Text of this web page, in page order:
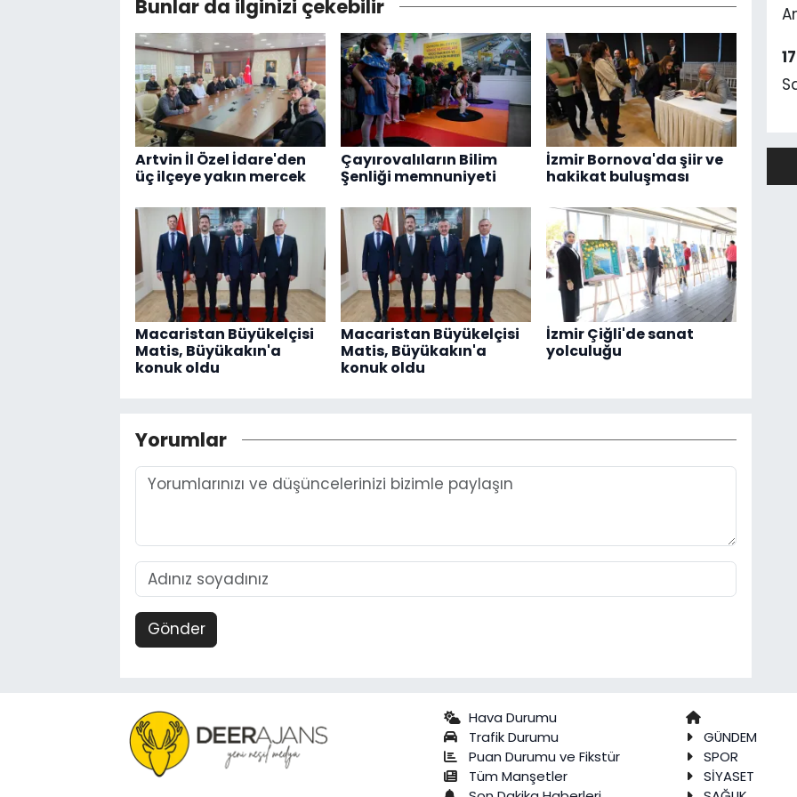
Bunlar da ilginizi çekebilir
Artvin İl Özel İdare'den
üç ilçeye yakın mercek
Çayırovalıların Bilim
Şenliği memnuniyeti
İzmir Bornova'da şiir ve
hakikat buluşması
Macaristan Büyükelçisi
Matis, Büyükakın'a
konuk oldu
Macaristan Büyükelçisi
Matis, Büyükakın'a
konuk oldu
İzmir Çiğli'de sanat
yolculuğu
Yorumlar
Gönder
Hava Durumu
Trafik Durumu
Puan Durumu ve Fikstür
Tüm Manşetler
GÜNDEM
SPOR
SİYASET